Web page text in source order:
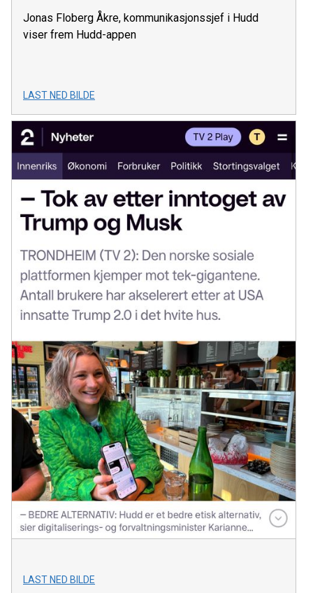
Jonas Floberg Åkre, kommunikasjonssjef i Hudd
viser frem Hudd-appen
LAST NED BILDE
LAST NED BILDE